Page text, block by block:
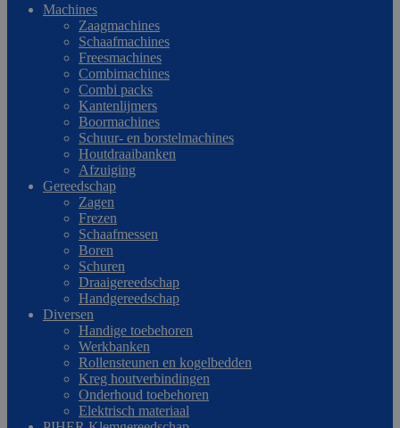
Machines
Zaagmachines
Schaafmachines
Freesmachines
Combimachines
Combi packs
Kantenlijmers
Boormachines
Schuur- en borstelmachines
Houtdraaibanken
Afzuiging
Gereedschap
Zagen
Frezen
Schaafmessen
Boren
Schuren
Draaigereedschap
Handgereedschap
Diversen
Handige toebehoren
Werkbanken
Rollensteunen en kogelbedden
Kreg houtverbindingen
Onderhoud toebehoren
Elektrisch materiaal